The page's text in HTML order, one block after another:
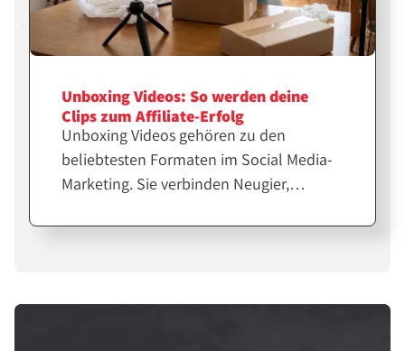
Unboxing Videos: So werden deine
Clips zum Affiliate-Erfolg
Unboxing Videos gehören zu den
beliebtesten Formaten im Social Media-
Marketing. Sie verbinden Neugier,
Für Affiliates und Creator sind sie eine